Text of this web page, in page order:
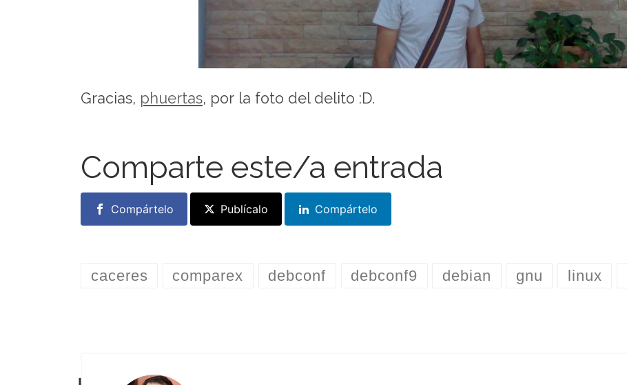
Gracias, phuertas, por la foto del delito :D.
Comparte este/a entrada
Compártelo Publícalo Compártelo
caceres comparex debconf debconf9 debian gnu linux